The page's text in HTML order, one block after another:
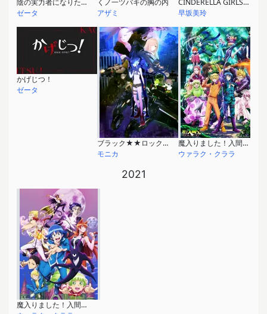
陰の実力者になりたくて！
ゼータ
くノ一ツバキの胸の内
アザミ
CINDERELLA GIRLS 10th Anniversary Celebration Animation 「ETERNITY MEMORIES」
早坂美玲
かげじつ！
ゼータ
ブラック★★ロックシューター DAWN FALL
モニカ
魔入りました！入間くん 第3シリーズ
ウァラク・クララ
2021
魔入りました！入間くん 第2シリーズ